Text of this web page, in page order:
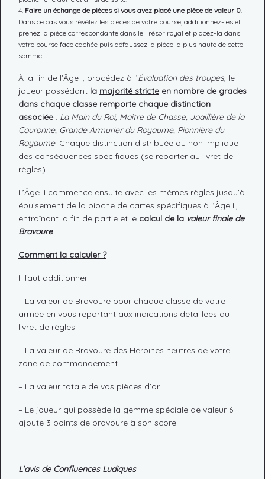
Faire un échange de pièces si vous avez placé une pièce de valeur 0.
Dans ce cas vous révélez les pièces de votre bourse, additionnez-les et
prenez la pièce correspondante dans le Trésor royal et placez-la dans
votre bourse face cachée puis défaussez la pièce la plus haute de cette
somme.
À la fin de l’Âge I, procédez à l’Évaluation des troupes, le
joueur possédant la majorité stricte en nombre de grades
dans chaque classe remporte chaque distinction
associée : La Main du Roi, Maître de Chasse, Joaillière de la
Couronne, Grande Armurier du Royaume, Pionnière du
Royaume. Chaque distinction distribuée ou non implique
des conséquences spécifiques (se reporter au livret de
règles).
L’Âge II commence ensuite avec les mêmes règles jusqu’à
épuisement de la pioche de cartes spécifiques à l’Âge II,
entraînant la fin de partie et le calcul de la valeur finale de
Bravoure.
Comment la calculer ?
Il faut additionner :
– La valeur de Bravoure pour chaque classe de votre
armée en vous reportant aux indications détaillées du
livret de règles.
– La valeur de Bravoure des Héroïnes neutres de votre
zone de commandement.
– La valeur totale de vos pièces d’or
– Le joueur qui possède la gemme spéciale de valeur 6
ajoute 3 points de bravoure à son score.
L’avis de Confluences Ludiques